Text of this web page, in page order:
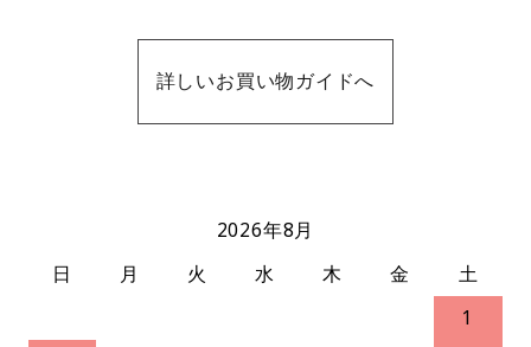
詳しいお買い物ガイドへ
2026年8月
日
月 火 水 木 金
土
1